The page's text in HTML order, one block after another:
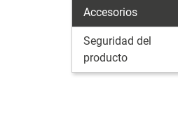
Accesorios
Seguridad del
producto